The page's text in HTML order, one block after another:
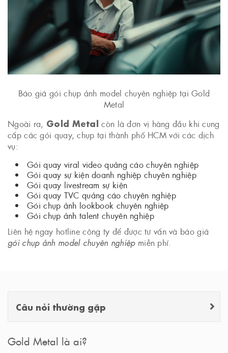
Báo giá gói chụp ảnh model chuyên nghiệp tại Gold
Metal
Ngoài ra, Gold Metal còn là đơn vị hàng đầu khi cung
cấp các gói quay, chụp tại thành phố HCM với các dịch
vụ:
Gói quay viral video quảng cáo chuyên nghiệp
Gói quay sự kiện doanh nghiệp chuyên nghiệp
Gói quay livestream sự kiện
Gói quay TVC quảng cáo chuyên nghiệp
Gói chụp ảnh lookbook chuyên nghiệp
Gói chụp ảnh talent chuyên nghiệp
Liên hệ ngay hotline công ty để được tư vấn và báo giá
gói chụp ảnh model chuyên nghiệpmiễn phí.
Câu nỏi thường gặp
Gold Metal là ai?